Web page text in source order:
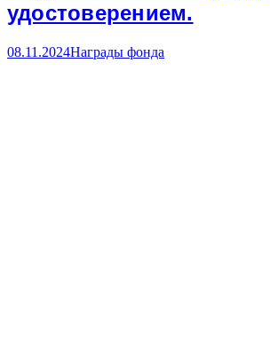
удостоверением.
08.11.2024Награды фонда